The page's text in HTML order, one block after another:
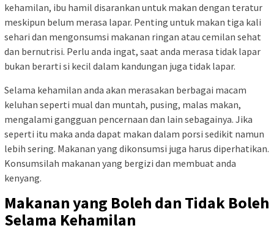
kehamilan, ibu hamil disarankan untuk makan dengan teratur
meskipun belum merasa lapar. Penting untuk makan tiga kali
sehari dan mengonsumsi makanan ringan atau cemilan sehat
dan bernutrisi. Perlu anda ingat, saat anda merasa tidak lapar
bukan berarti si kecil dalam kandungan juga tidak lapar.
Selama kehamilan anda akan merasakan berbagai macam
keluhan seperti mual dan muntah, pusing, malas makan,
mengalami gangguan pencernaan dan lain sebagainya. Jika
seperti itu maka anda dapat makan dalam porsi sedikit namun
lebih sering. Makanan yang dikonsumsi juga harus diperhatikan.
Konsumsilah makanan yang bergizi dan membuat anda
kenyang.
Makanan yang Boleh dan Tidak Boleh
Selama Kehamilan